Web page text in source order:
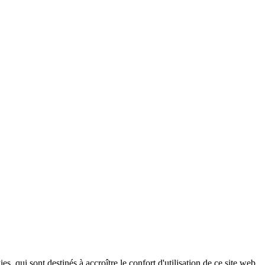
qui sont destinés à accroître le confort d'utilisation de ce site web,